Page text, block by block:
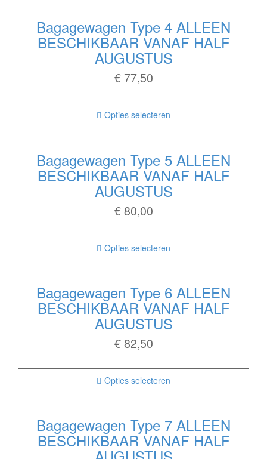
Bagagewagen Type 4 ALLEEN
BESCHIKBAAR VANAF HALF
AUGUSTUS
€77,50
Opties selecteren
Bagagewagen Type 5 ALLEEN
BESCHIKBAAR VANAF HALF
AUGUSTUS
€80,00
Opties selecteren
Bagagewagen Type 6 ALLEEN
BESCHIKBAAR VANAF HALF
AUGUSTUS
€82,50
Opties selecteren
Bagagewagen Type 7 ALLEEN
BESCHIKBAAR VANAF HALF